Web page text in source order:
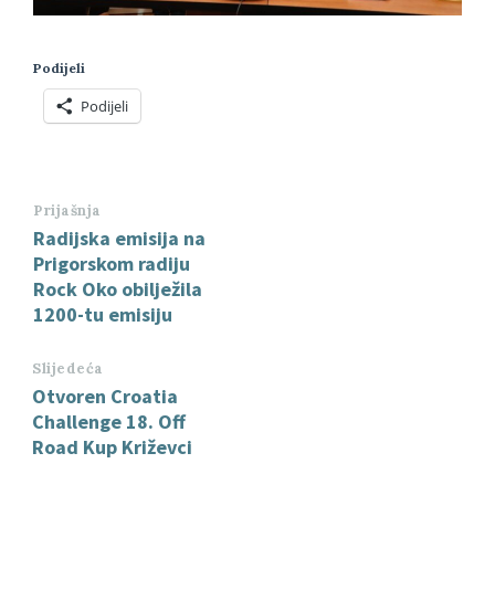
Podijeli
Podijeli
Prijašnja
Radijska emisija na
Prigorskom radiju
Rock Oko obilježila
1200-tu emisiju
Slijedeća
Otvoren Croatia
Challenge 18. Off
Road Kup Križevci